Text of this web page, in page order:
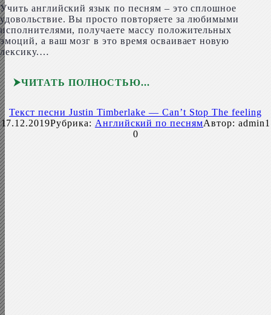
Учить английский язык по песням – это сплошное
удовольствие. Вы просто повторяете за любимыми
исполнителями, получаете массу положительных
эмоций, а ваш мозг в это время осваивает новую
лексику.…
ЧИТАТЬ ПОЛНОСТЬЮ
Текст песни Justin Timberlake — Can’t Stop The feeling
17.12.2019Рубрика: Английский по песнямАвтор: admin1
0